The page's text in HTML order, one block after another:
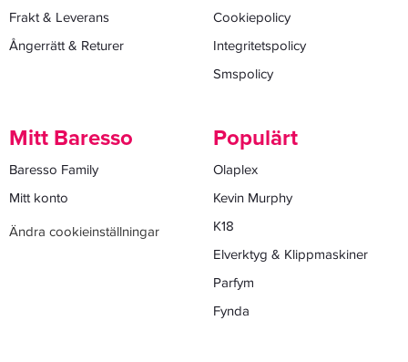
Frakt & Leverans
Ångerrätt & Returer
Cookiepolicy
Integritetspolicy
Smspolicy
Mitt Baresso
Baresso Family
Mitt konto
Ändra cookieinställningar
Populärt
Olaplex
Kevin Murphy
K18
Elverktyg & Klippmaskiner
Parfym
Fynda